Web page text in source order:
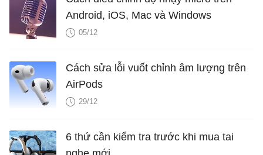
Android, iOS, Mac và Windows
05/12
Cách sửa lỗi vuốt chỉnh âm lượng trên
AirPods
29/12
6 thứ cần kiểm tra trước khi mua tai